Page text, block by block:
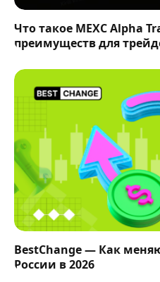
Что такое MEXC Alpha
преимуществ для
BestChange — Как
России в 2026